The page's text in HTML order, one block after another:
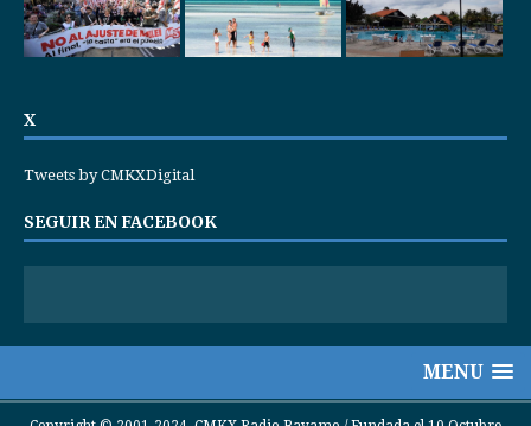
X
Tweets by CMKXDigital
SEGUIR EN FACEBOOK
MENU